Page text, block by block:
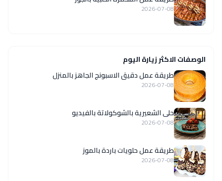
2026-07-08
الوصفات الاكثر زيارة اليوم
طريقة عمل دقيق الاسبونج الجاهز بالمنزل
2026-07-08
حلى الشعيرية بالشوكولاتة بالفيديو
2026-07-08
طريقة عمل حلويات باردة بالموز
2026-07-08